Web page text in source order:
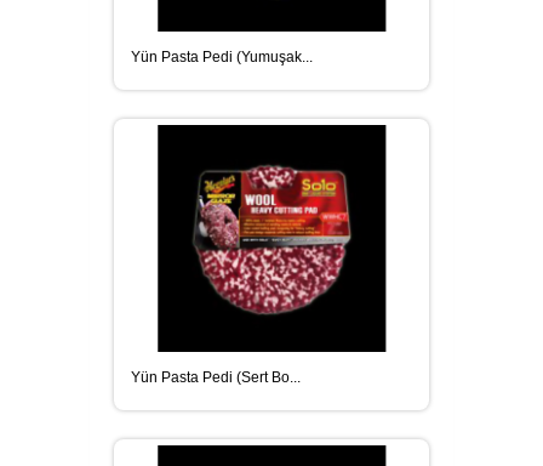
Yün Pasta Pedi (Yumuşak...
Yün Pasta Pedi (Sert Bo...